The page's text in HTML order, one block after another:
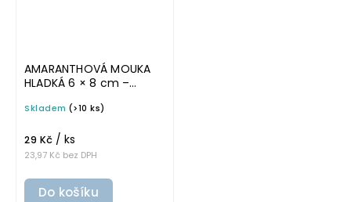
AMARANTHOVÁ MOUKA
HLADKÁ 6 × 8 cm –
písmu, omyvatelná
potravinové dózy
Skladem (>10 ks)
23,97 Kč bez DPH
29 Kč / ks
Do košíku